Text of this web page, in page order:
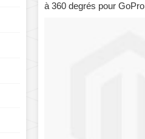
à 360 degrés pour